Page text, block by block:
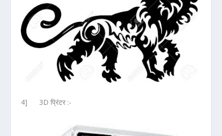
4] 3D प्रिंटर :-